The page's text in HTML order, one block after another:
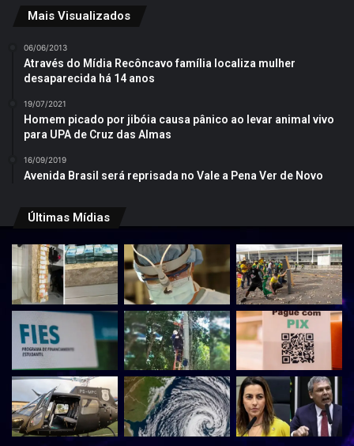
Mais Visualizados
06/06/2013
Através do Mídia Recôncavo família localiza mulher
desaparecida há 14 anos
19/07/2021
Homem picado por jibóia causa pânico ao levar animal vivo
para UPA de Cruz das Almas
16/09/2019
Avenida Brasil será reprisada no Vale a Pena Ver de Novo
Últimas Mídias